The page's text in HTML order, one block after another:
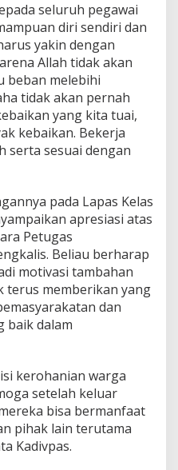
seluruh pegawai
diri sendiri dan
yakin dengan
Allah tidak akan
beban melebihi
tidak akan pernah
yang kita tuai,
kebaikan. Bekerja
serta sesuai dengan
pada Lapas Kelas
apresiasi atas
Petugas
Beliau berharap
motivasi tambahan
terus memberikan yang
dan
baik dalam
kerohanian warga
setelah keluar
bisa bermanfaat
pihak lain terutama
Kadivpas.